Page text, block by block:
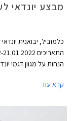
מבצע יונדאי
כלמוביל, יבואנית
ריבית אטרקטיביים.
ייערך בכל אולמות
קרא עוד